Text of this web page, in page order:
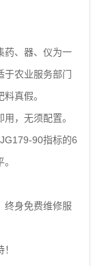
、器、仪为一
于农业服务部门
真假。
，无须配置。
90指标的6
身免费维修服